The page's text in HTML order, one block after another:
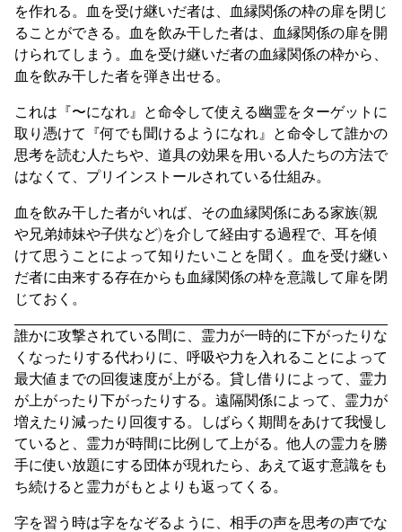
を作れる。血を受け継いだ者は、血縁関係の枠の扉を閉じ
ることができる。血を飲み干した者は、血縁関係の扉を開
けられてしまう。血を受け継いだ者の血縁関係の枠から、
血を飲み干した者を弾き出せる。
これは『〜になれ』と命令して使える幽霊をターゲットに
取り憑けて『何でも聞けるようになれ』と命令して誰かの
思考を読む人たちや、道具の効果を用いる人たちの方法で
はなくて、プリインストールされている仕組み。
血を飲み干した者がいれば、その血縁関係にある家族(親
や兄弟姉妹や子供など)を介して経由する過程で、耳を傾
けて思うことによって知りたいことを聞く。血を受け継い
だ者に由来する存在からも血縁関係の枠を意識して扉を閉
じておく。
誰かに攻撃されている間に、霊力が一時的に下がったりな
くなったりする代わりに、呼吸や力を入れることによって
最大値までの回復速度が上がる。貸し借りによって、霊力
が上がったり下がったりする。遠隔関係によって、霊力が
増えたり減ったり回復する。しばらく期間をあけて我慢し
ていると、霊力が時間に比例して上がる。他人の霊力を勝
手に使い放題にする団体が現れたら、あえて返す意識をも
ち続けると霊力がもとよりも返ってくる。
字を習う時は字をなぞるように、相手の声を思考の声でな